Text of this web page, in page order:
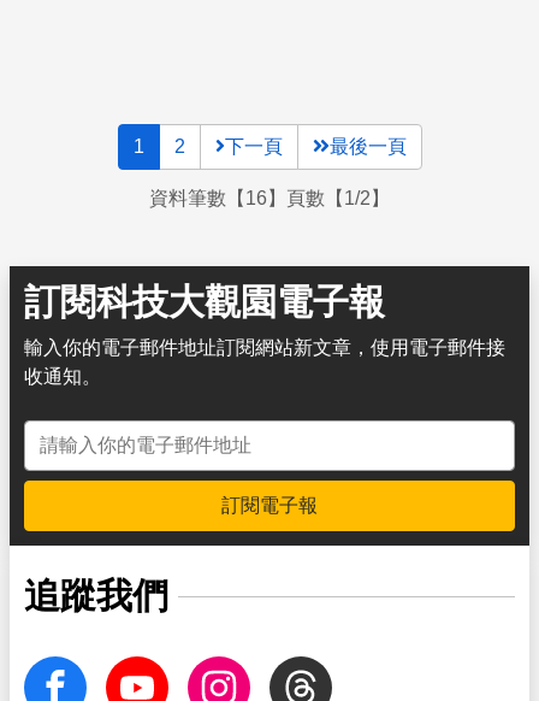
1 2 下一頁 最後一頁
資料筆數【16】頁數【1/2】
訂閱科技大觀園電子報
輸入你的電子郵件地址訂閱網站新文章，使用電子郵件接
收通知。
電子郵件地址
訂閱電子報
追蹤我們
facebook Youtube InstagramThreads